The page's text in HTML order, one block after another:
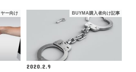
ー向け BUYMA購入者向け記事
2020.2.9